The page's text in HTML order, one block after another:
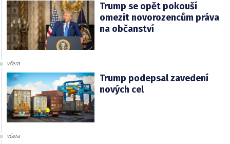
Trump se opět pokouší
omezit novorozencům práva
na občanství
včera
Trump podepsal zavedení
nových cel
včera